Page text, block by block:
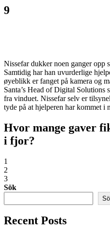
9
Nissefar dukker noen ganger opp
Samtidig har han uvurderlige
øyeblikk er fanget på kamera og
Santa’s Head of Digital Solutions
fra vinduet. Nissefar selv er
tyde på at hjelperen har kommet i
Hvor mange gaver
i fjor?
1
2
3
Sök
Recent Posts